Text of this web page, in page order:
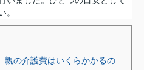
。
親の介護費はいくらかかるの